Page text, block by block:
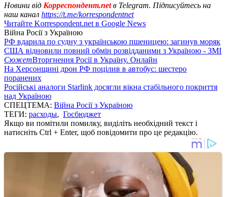
Новини від Корреспондент.netв Telegram. Підписуйтесь на
наш канал https://t.me/korrespondentnet
Читайте Korrespondent.net в Google News
Війна Росії з Україною
РФ вдарила по судну з українською пшеницею: загинув моряк
США відновили повний обмін розвідданими з Україною - ЗМІ
СюжетВторгнення Росії в Україну. Онлайн
На Херсонщині дрон РФ поцілив в автобус: шестеро
поранених
Російські аналоги Starlink досягли вікна стабільного покриття
над Україною
СПЕЦТЕМА: Війна Росії з Україною
ТЕГИ: расходы, Госбюджет
Якщо ви помітили помилку, виділіть необхідний текст і
натисніть Ctrl + Enter, щоб повідомити про це редакцію.